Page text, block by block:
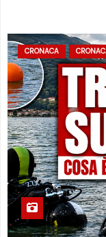
CRONACA